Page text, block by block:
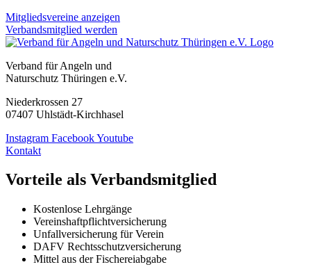
Mitgliedsvereine anzeigen
Verbandsmitglied werden
Verband für Angeln und
Naturschutz Thüringen e.V.
Niederkrossen 27
07407 Uhlstädt-Kirchhasel
Instagram FacebookYoutube
Kontakt
Vorteile als Verbandsmitglied
Kostenlose Lehrgänge
Vereinshaftpflichtversicherung
Unfallversicherung für Verein
DAFV Rechtsschutzversicherung
Mittel aus der Fischereiabgabe